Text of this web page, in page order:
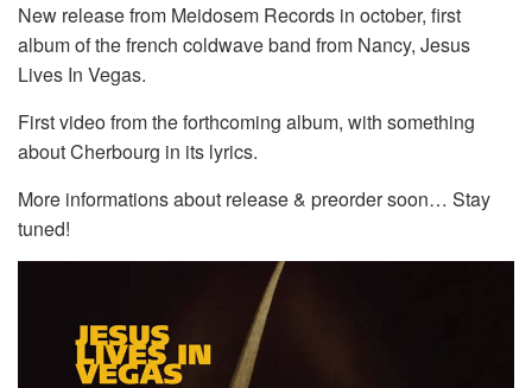
New release from Meidosem Records in october, first
album of the french coldwave band from Nancy, Jesus
Lives In Vegas.
First video from the forthcoming album, with something
about Cherbourg in its lyrics.
More informations about release & preorder soon… Stay
tuned!